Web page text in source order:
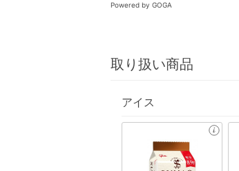
Powered by GOGA
取り扱い商品
アイス